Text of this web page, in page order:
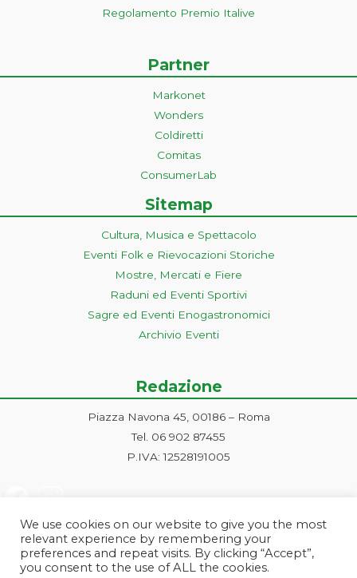
Regolamento Premio Italive
Partner
Markonet
Wonders
Coldiretti
Comitas
ConsumerLab
Sitemap
Cultura, Musica e Spettacolo
Eventi Folk e Rievocazioni Storiche
Mostre, Mercati e Fiere
Raduni ed Eventi Sportivi
Sagre ed Eventi Enogastronomici
Archivio Eventi
Redazione
Piazza Navona 45, 00186 – Roma
Tel. 06 902 87455
P.IVA: 12528191005
We use cookies on our website to give you the most
relevant experience by remembering your
preferences and repeat visits. By clicking “Accept”,
you consent to the use of ALL the cookies.